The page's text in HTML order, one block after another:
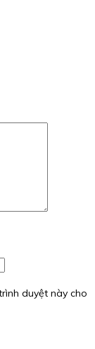
duyệt này cho